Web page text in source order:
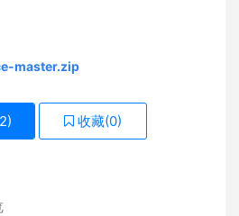
master.zip
) 收藏(0)